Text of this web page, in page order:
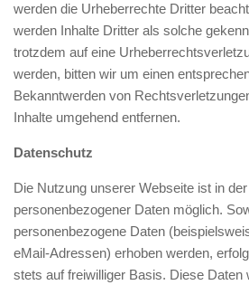
werden die Urheberrechte Dritter
werden Inhalte Dritter als solche
trotzdem auf eine
werden, bitten wir um einen
Bekanntwerden von
Inhalte umgehend entfernen.
Datenschutz
Die Nutzung unserer Webseite ist in
personenbezogener Daten möglich.
personenbezogene Daten
eMail-Adressen) erhoben werden,
stets auf freiwilliger Basis. Diese Daten